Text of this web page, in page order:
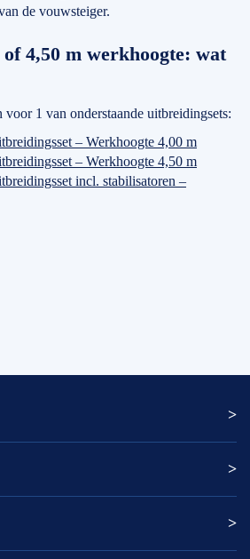
de vouwsteiger.
4,50 m werkhoogte: wat
1 van onderstaande uitbreidingsets:
– Werkhoogte 4,00 m
– Werkhoogte 4,50 m
incl. stabilisatoren –